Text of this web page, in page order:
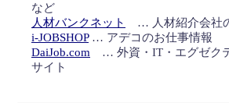
など
人材バンクネット
… 人材紹介会社
i-JOBSHOP… アデコのお仕事情報
DaiJob.com … 外資・IT・エグゼク
サイト